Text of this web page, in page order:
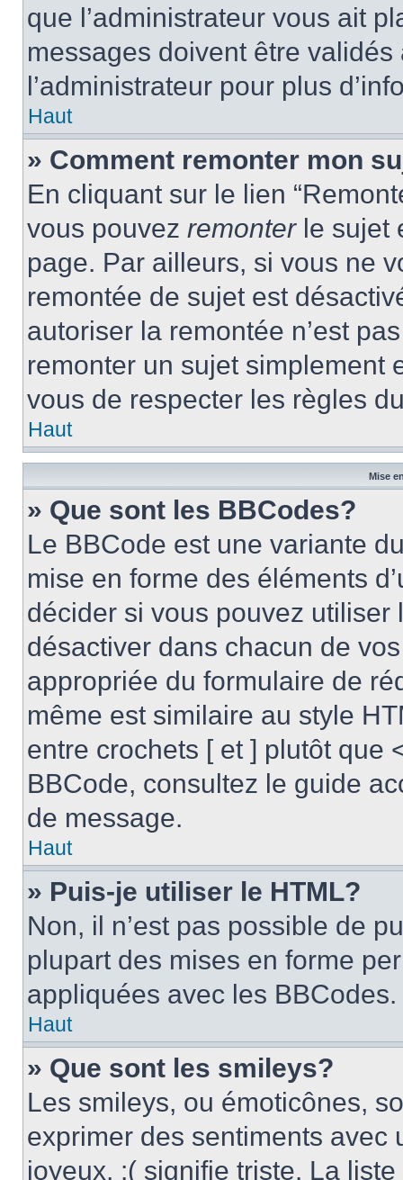
que l’administrateur vous ait
messages doivent être validés
l’administrateur pour plus
Haut
» Comment remonter mon
En cliquant sur le lien
vous pouvez remonterle sujet
page. Par ailleurs, si vous ne
remontée de sujet est
autoriser la remontée n’est
remonter un sujet simplement
vous de respecter les règles
Haut
Mise
» Que sont les BBCodes?
Le BBCode est une variante
mise en forme des éléments
décider si vous pouvez
désactiver dans chacun de
appropriée du formulaire de
même est similaire au style
entre crochets [ et ] plutôt que
BBCode, consultez le guide
de message.
Haut
» Puis-je utiliser le HTML?
Non, il n’est pas possible de
plupart des mises en forme
appliquées avec les BBCodes.
Haut
» Que sont les smileys?
Les smileys, ou émoticônes,
exprimer des sentiments avec
joyeux, :( signifie triste. La